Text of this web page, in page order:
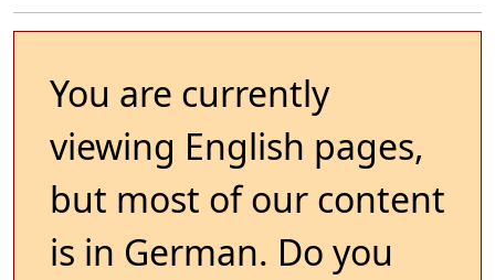
You are currently
viewing English pages,
but most of our content
is in German. Do you